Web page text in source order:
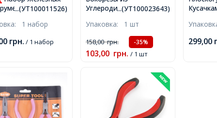
...(УТ100011526)
в
Бокорезы,
1 набор
грн. / 1 набор
...(УТ100023643)
Углеродистой Стали,
Упаковка: 1 шт
158,00грн. -35%
103,00 грн. / 1 шт
299,00